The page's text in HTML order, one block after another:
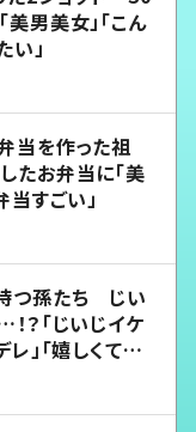
男美女」「こん
い」
当を作った祖
お弁当に「美
当すごい」
つ孫たち じい
？「じいじイケ
レ」「嬉しくて可